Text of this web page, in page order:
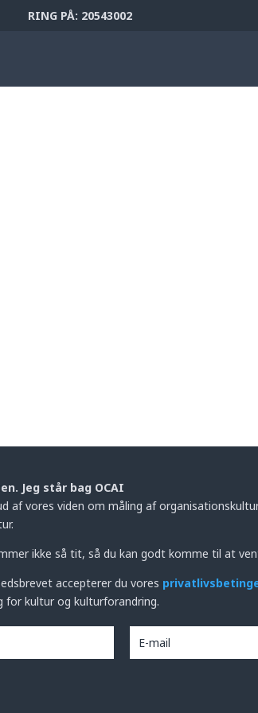
RING PÅ: 20543002
Jeg står bag OCAI
af vores viden om måling af
ikke så tit, så du kan godt komme til at
accepterer du vores
for kultur og kulturforandring.